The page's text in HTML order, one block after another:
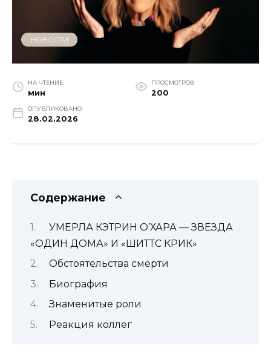
НОВОСТИ
НА ЧТЕНИЕ
мин
ПРОСМОТРОВ
200
ОПУБЛИКОВАНО
28.02.2026
Содержание
УМЕРЛА КЭТРИН О’ХАРА — ЗВЕЗДА
«ОДИН ДОМА» И «ШИТТС КРИК»
Обстоятельства смерти
Биография
Знаменитые роли
Реакция коллег